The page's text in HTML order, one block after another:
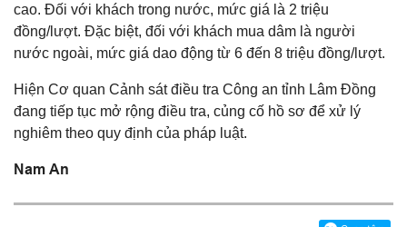
cao. Đối với khách trong nước, mức giá là 2 triệu
đồng/lượt. Đặc biệt, đối với khách mua dâm là người
nước ngoài, mức giá dao động từ 6 đến 8 triệu đồng/lượt.
Hiện Cơ quan Cảnh sát điều tra Công an tỉnh Lâm Đồng
đang tiếp tục mở rộng điều tra, củng cố hồ sơ để xử lý
nghiêm theo quy định của pháp luật.
Nam An